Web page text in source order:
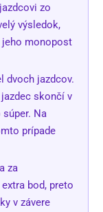
zo
výsledok,
jeho monopost
dvoch jazdcov.
skončí v
Na
prípade
za
bod, preto
v závere